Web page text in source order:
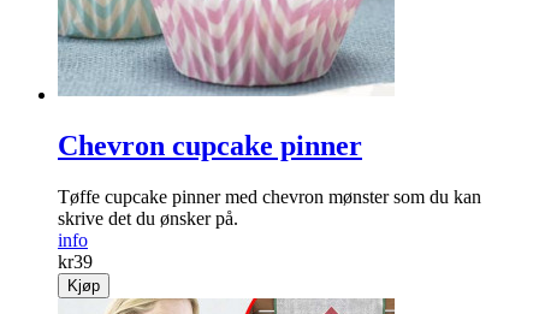
Chevron cupcake pinner
Tøffe cupcake pinner med chevron mønster som du kan
skrive det du ønsker på.
info
kr39
Kjøp